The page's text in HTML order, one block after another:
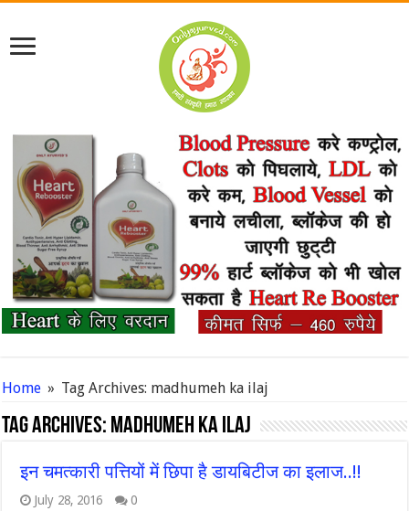
Home » Tag Archives: madhumeh ka ilaj
Tag Archives: madhumeh ka ilaj
इन चमत्कारी पत्तियों में छिपा है डायबिटीज का इलाज..!!
July 28, 2016 0